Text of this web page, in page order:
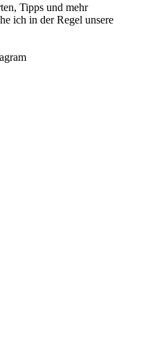
Tipps und mehr
ich in der Regel unsere